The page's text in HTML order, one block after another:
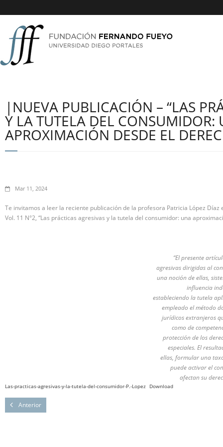
|NUEVA PUBLICACIÓN – “LAS
Y LA TUTELA DEL CONSUMIDOR:
APROXIMACIÓN DESDE EL
Mar 11, 2024
Te invitamos a leer la reciente publicación de la profesora Patricia López Díaz
Vol. 11 N°2, “Las prácticas agresivas y la tutela del consumidor: una
“El presente
agresivas dirigidas al
una noción de ellas,
influencia
estableciendo la tutela
empleado el método
jurídicos extranjeros
como de
protección de los
especiales. El
ellas, formular una
puede activar el
afectan su
Las-practicas-agresivas-y-la-tutela-del-consumidor-P.-Lopez Download
Anterior